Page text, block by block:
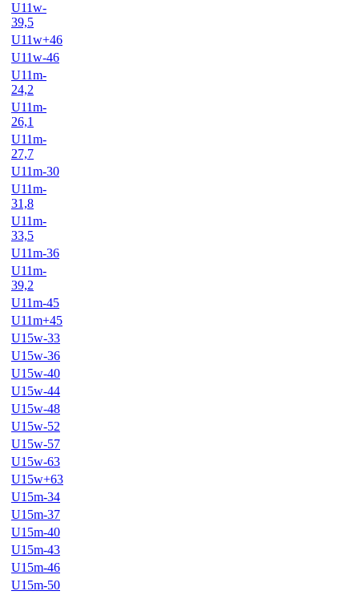
U11w-
39,5
U11w+46
U11w-46
U11m-
24,2
U11m-
26,1
U11m-
27,7
U11m-30
U11m-
31,8
U11m-
33,5
U11m-36
U11m-
39,2
U11m-45
U11m+45
U15w-33
U15w-36
U15w-40
U15w-44
U15w-48
U15w-52
U15w-57
U15w-63
U15w+63
U15m-34
U15m-37
U15m-40
U15m-43
U15m-46
U15m-50